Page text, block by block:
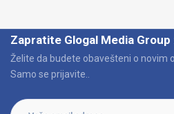
Zapratite Glogal Media Group
Želite da budete obavešteni o novim
Samo se prijavite..